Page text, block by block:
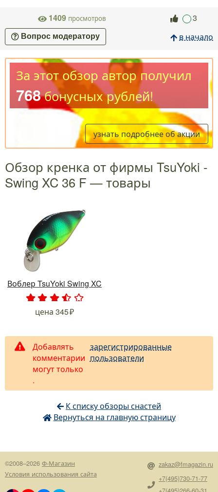
1409 просмотров 3
Вопрос модератору в начало
За этот обзор автор получил
768бонусных рублей!
узнать подробнее об акции
Обзор кренка от фирмы TsuYoki -
Swing XC 36 F — товары
Воблер TsuYoki Swing XC
. .
цена 345
Добавлять
комментарии
могут только
зарегистрированные
пользователи
.
К списку обзоры снастей
Вернуться на главную страницу
©2008–2026 Ф-Магазин
Условия использования сайта
zakaz@fmagazin.ru
+7(495)730-71-77